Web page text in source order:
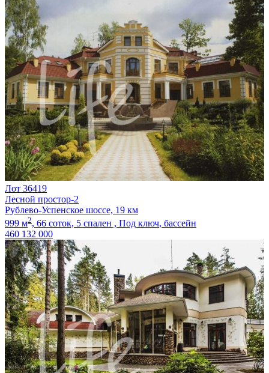
Лот 36419
Лесной простор-2
Рублево-Успенское шоссе, 19 км
999 м2, 66 соток, 5 спален , Под ключ, бассейн
460 132 000